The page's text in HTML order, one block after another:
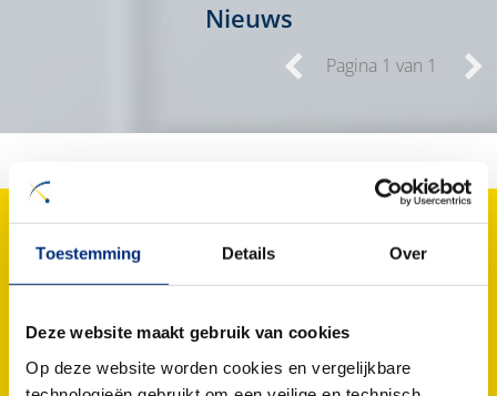
Toestemming Details Over
Deze website maakt gebruik van cookies
Op deze website worden cookies en vergelijkbare
Nieuws
Pagina 1 van 1
afstudeerstage
High Tech Metalelktro
mobiele weegbrugInfra Relatiedagengeijkt
Side-loaderlifterzeecontainer
weegbrug
onderhoud recycling
Gorinchem straddle carriermobiel